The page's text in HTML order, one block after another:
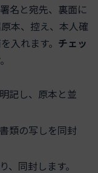
名と宛先、裏面に
本、控え、本人確
入れます。 チェッ
記し、原本と並
類の写しを同封
、同封します。